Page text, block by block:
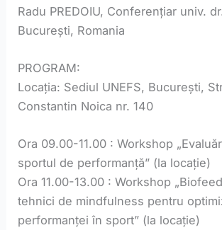
Radu PREDOIU, Conferențiar univ.
București, Romania
PROGRAM:
Locația: Sediul UNEFS, București,
Constantin Noica nr. 140
Ora 09.00-11.00 : Workshop
sportul de performanță” (la locație)
Ora 11.00-13.00 : Workshop
tehnici de mindfulness pentru
performanței în sport” (la locație)